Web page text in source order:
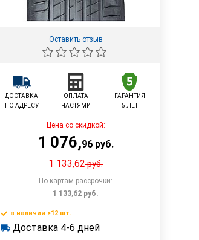
Оставить отзыв
ДОСТАВКА
ПО АДРЕСУ
ОПЛАТА
ЧАСТЯМИ
ГАРАНТИЯ
5 ЛЕТ
Цена со скидкой:
1 076,96 руб.
1 133,62руб.
По картам рассрочки:
1 133,62 руб.
В корзину
в наличии >12 шт.
в наличии >12 шт.
Доставка 4-6 дней